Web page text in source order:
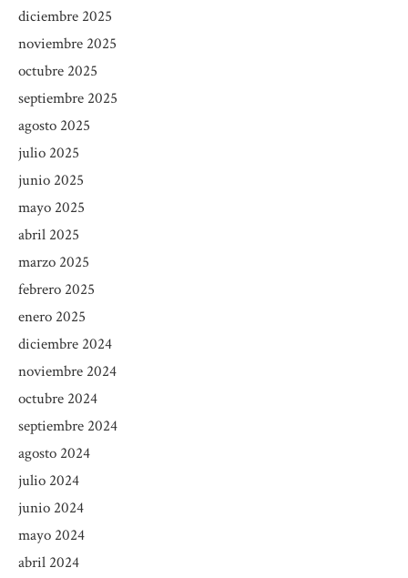
diciembre 2025
noviembre 2025
octubre 2025
septiembre 2025
agosto 2025
julio 2025
junio 2025
mayo 2025
abril 2025
marzo 2025
febrero 2025
enero 2025
diciembre 2024
noviembre 2024
octubre 2024
septiembre 2024
agosto 2024
julio 2024
junio 2024
mayo 2024
abril 2024